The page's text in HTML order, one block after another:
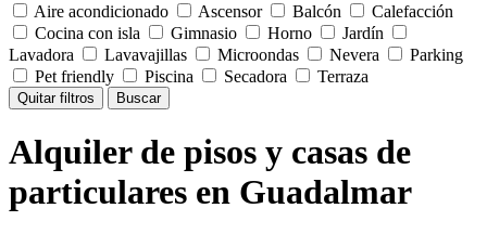
Aire acondicionado
Ascensor Balcón
Calefacción
Cocina con isla
Gimnasio Horno
Jardín
Lavadora
Lavavajillas Microondas Nevera
Parking
Pet friendly
Piscina Secadora Terraza
Quitar filtros Buscar
Alquiler de pisos y casas de
particulares en Guadalmar